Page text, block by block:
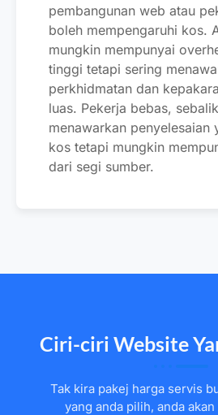
pembangunan web atau
boleh mempengaruhi kos.
mungkin mempunyai
tinggi tetapi sering
perkhidmatan dan
luas. Pekerja bebas,
menawarkan penyelesaian
kos tetapi mungkin
dari segi sumber.
Ciri-ciri Website
Tak kira pakej harga servis
yang anda pilih, anda